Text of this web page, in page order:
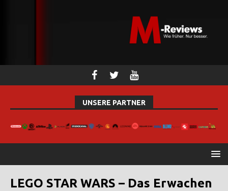
UNSERE PARTNER
LEGO STAR WARS – Das Erwachen